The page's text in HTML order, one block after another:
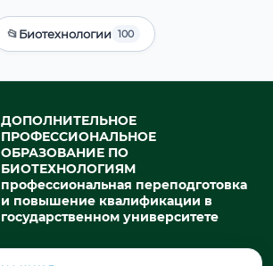
📂Биотехнологии 100
ДОПОЛНИТЕЛЬНОЕ
ПРОФЕССИОНАЛЬНОЕ
ОБРАЗОВАНИЕ ПО
БИОТЕХНОЛОГИЯМ
профессиональная переподготовка
и повышение квалификации в
государственном университете